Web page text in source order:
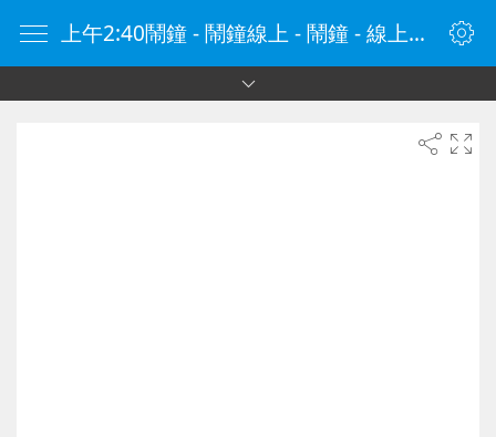
上午2:40鬧鐘 - 鬧鐘線上 - 鬧鐘 - 線上鬧鐘 - 在線鬧鐘 - 鬧鐘在線 - naozhong.tw